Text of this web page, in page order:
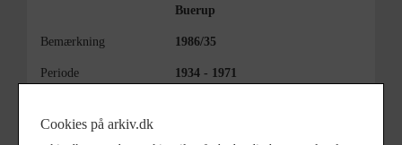
Buerup
Bemærkning 1986/35
Periode 1934 - 1971
Se på kort
Cookies på arkiv.dk